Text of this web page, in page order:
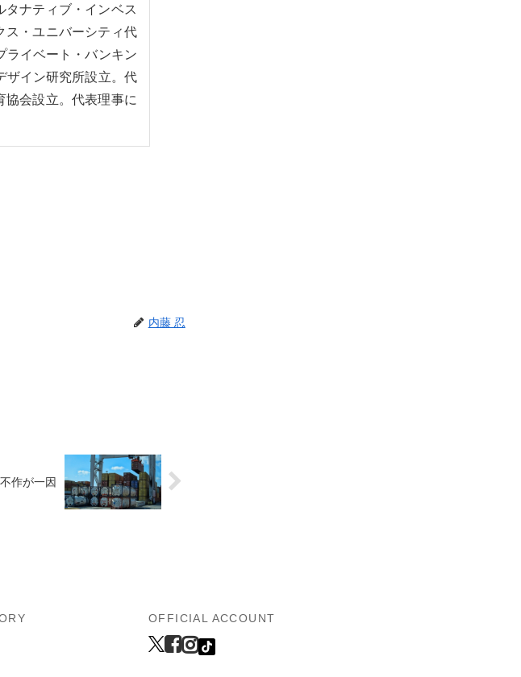
タナティブ・インベス
ス・ユニバーシティ代
ライベート・バンキン
ザイン研究所設立。代
協会設立。代表理事に
内藤 忍
作が一因
OFFICIAL ACCOUNT